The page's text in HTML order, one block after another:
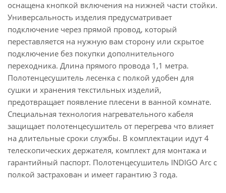
оснащена кнопкой включения на нижней части стойки.
Универсальность изделия предусматривает
подключение через прямой провод, который
переставляется на нужную вам сторону или скрытое
подключение без покупки дополнительного
переходника. Длина прямого провода 1,1 метра.
Полотенцесушитель лесенка с полкой удобен для
сушки и хранения текстильных изделий,
предотвращает появление плесени в ванной комнате.
Специальная технология нагревательного кабеля
защищает полотенцесушитель от перегрева что влияет
на длительные сроки службы. В комплектации идут 4
телескопических держателя, комплект для монтажа и
гарантийный паспорт. Полотенцесушитель INDIGO Arc с
полкой застрахован и имеет гарантию 3 года.